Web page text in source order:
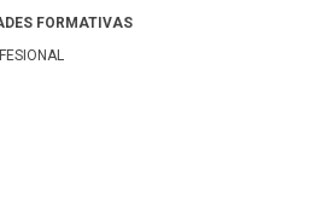
FORMATIVAS